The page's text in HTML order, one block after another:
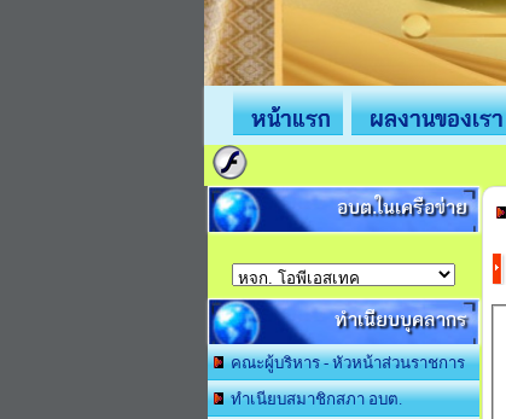
หน้าแรก ผลงานของเรา
อบต.ในเครือข่าย
ทำเนียบบุคลากร
คณะผู้บริหาร - หัวหน้าส่วนราชการ
ทำเนียบสมาชิกสภา อบต.